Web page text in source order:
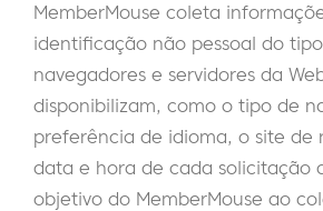
MemberMouse coleta
identificação não pessoal do
navegadores e servidores da
disponibilizam, como o tipo de
preferência de idioma, o site de
data e hora de cada solicitação
objetivo do MemberMouse ao